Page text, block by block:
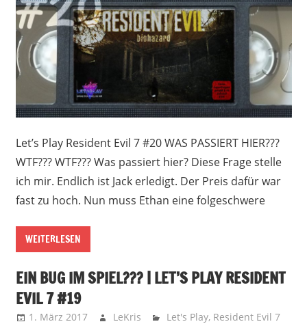
Let’s Play Resident Evil 7 #20 WAS PASSIERT HIER???
WTF??? WTF??? Was passiert hier? Diese Frage stelle
ich mir. Endlich ist Jack erledigt. Der Preis dafür war
fast zu hoch. Nun muss Ethan eine folgeschwere
WEITERLESEN
EIN BUG IM SPIEL??? | LET’S PLAY RESIDENT
EVIL 7 #19
1. März 2017 LeKris Let's Play, Resident Evil 7